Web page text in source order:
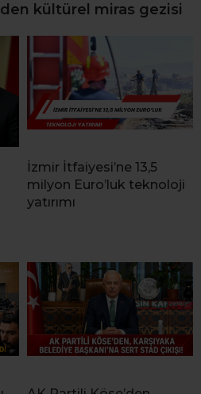
kültürel miras gezisi
İzmir İtfaiyesi’ne 13,5
milyon Euro’luk teknoloji
yatırımı